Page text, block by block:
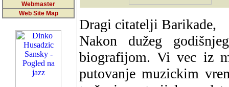
Webmaster
Web Site Map
Dragi citatelji Barikade,
Nakon dužeg
biografijom. Vi vec iz
putovanje muzickim